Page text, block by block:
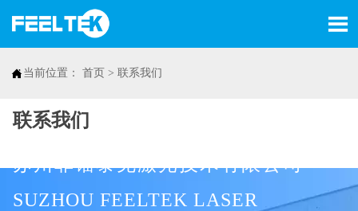

 当前位置： 首页 > 联系我们
联系我们
苏州菲镭泰克激光技术有限公司
SUZHOU FEELTEK LASER